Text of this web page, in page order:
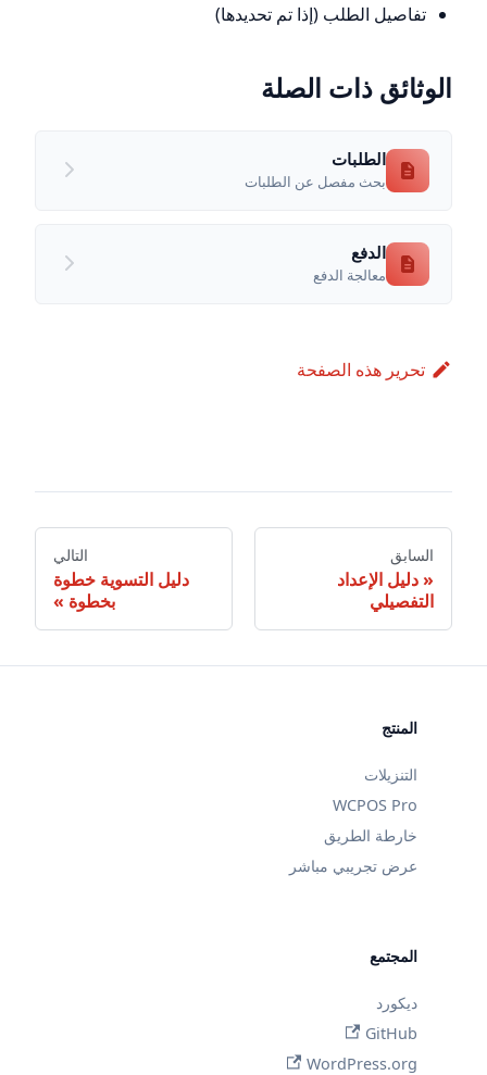
تفاصيل الطلب (إذا تم تحديدها)
الوثائق ذات الصلة
الطلبات
بحث مفصل عن الطلبات
الدفع
معالجة الدفع
تحرير هذه الصفحة
السابق
دليل الإعداد
التفصيلي
التالي
دليل التسوية خطوة
بخطوة
المنتج
التنزيلات
WCPOS Pro
خارطة الطريق
عرض تجريبي مباشر
المجتمع
ديكورد
GitHub
WordPress.org